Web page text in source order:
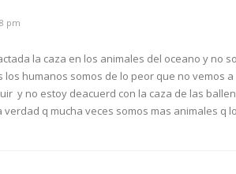
pm
la caza en los animales del oceano y no
los humanos somos de lo peor que no vemos
y no estoy deacuerd con la caza de las
q mucha veces somos mas animales q